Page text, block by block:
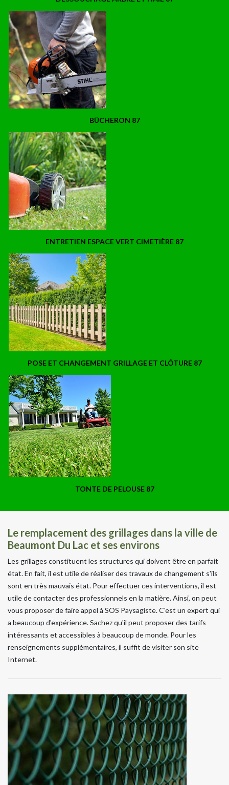
BÛCHERON 87
ENTRETIEN ESPACE VERT CIMETIÈRE 87
POSE ET CHANGEMENT GRILLAGE ET CLÔTURE 87
TONTE DE PELOUSE 87
Le remplacement des grillages dans la ville de
Beaumont Du Lac et ses environs
Les grillages constituent les structures qui doivent être en parfait
état. En fait, il est utile de réaliser des travaux de changement s'ils
sont en très mauvais état. Pour effectuer ces interventions, il est
utile de contacter des professionnels en la matière. Ainsi, on peut
vous proposer de faire appel à SOS Paysagiste. C'est un expert qui
a beaucoup d'expérience. Sachez qu'il peut proposer des tarifs
intéressants et accessibles à beaucoup de monde. Pour les
renseignements supplémentaires, il suffit de visiter son site
Internet.